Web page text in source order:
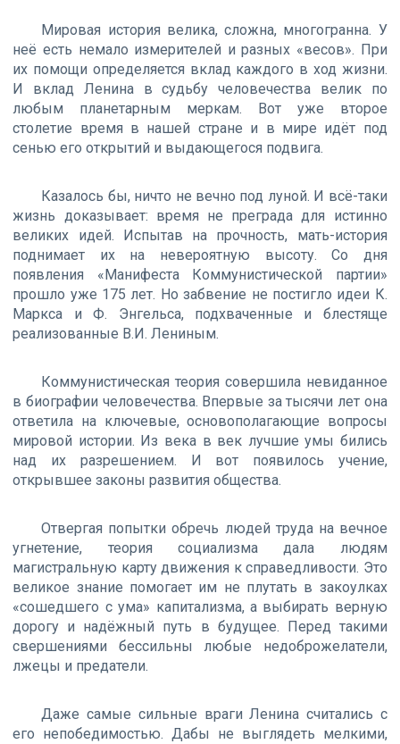
Мировая история велика, сложна, многогранна. У
неё есть немало измерителей и разных «весов». При
их помощи определяется вклад каждого в ход жизни.
И вклад Ленина в судьбу человечества велик по
любым планетарным меркам. Вот уже второе
столетие время в нашей стране и в мире идёт под
сенью его открытий и выдающегося подвига.
Казалось бы, ничто не вечно под луной. И всё-таки
жизнь доказывает: время не преграда для истинно
великих идей. Испытав на прочность, мать-история
поднимает их на невероятную высоту. Со дня
появления «Манифеста Коммунистической партии»
прошло уже 175 лет. Но забвение не постигло идеи К.
Маркса и Ф. Энгельса, подхваченные и блестяще
реализованные В.И. Лениным.
Коммунистическая теория совершила невиданное
в биографии человечества. Впервые за тысячи лет она
ответила на ключевые, основополагающие вопросы
мировой истории. Из века в век лучшие умы бились
над их разрешением. И вот появилось учение,
открывшее законы развития общества.
Отвергая попытки обречь людей труда на вечное
угнетение, теория социализма дала людям
магистральную карту движения к справедливости. Это
великое знание помогает им не плутать в закоулках
«сошедшего с ума» капитализма, а выбирать верную
дорогу и надёжный путь в будущее. Перед такими
свершениями бессильны любые недоброжелатели,
лжецы и предатели.
Даже самые сильные враги Ленина считались с
его непобедимостью. Дабы не выглядеть мелкими,